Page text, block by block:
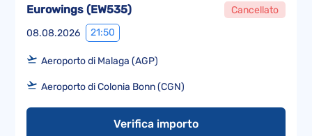
08.08.2026 21:50
Eurowings (EW535) Cancellato
Aeroporto di Malaga (AGP)
Aeroporto di Colonia Bonn (CGN)
Verifica importo